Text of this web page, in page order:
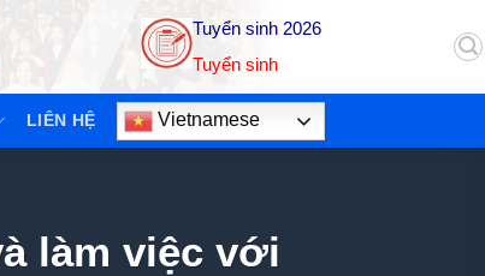
Tuyển sinh 2026
Tuyển sinh
LIÊN HỆ Vietnamese
làm việc với